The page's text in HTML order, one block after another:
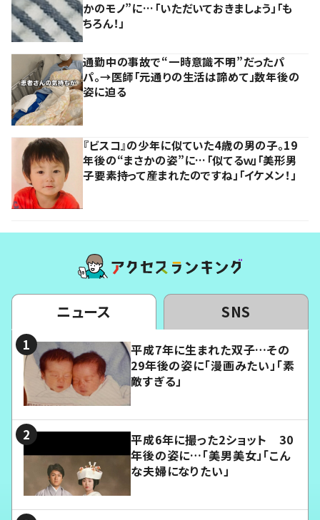
かのモノ”に…「いただいておきましょう」「も
ちろん！」
通勤中の事故で“一時意識不明”だったパ
パ。→医師「元通りの生活は諦めて」数年後の
姿に迫る
『ビスコ』の少年に似ていた4歳の男の子。19
年後の“まさかの姿”に…「似てるｗ」「美形男
子要素持って産まれたのですね」「イケメン！」
ニュース SNS
平成7年に生まれた双子…その
29年後の姿に「漫画みたい」「素
敵すぎる」
平成6年に撮った2ショット 30
年後の姿に…「美男美女」「こん
な夫婦になりたい」